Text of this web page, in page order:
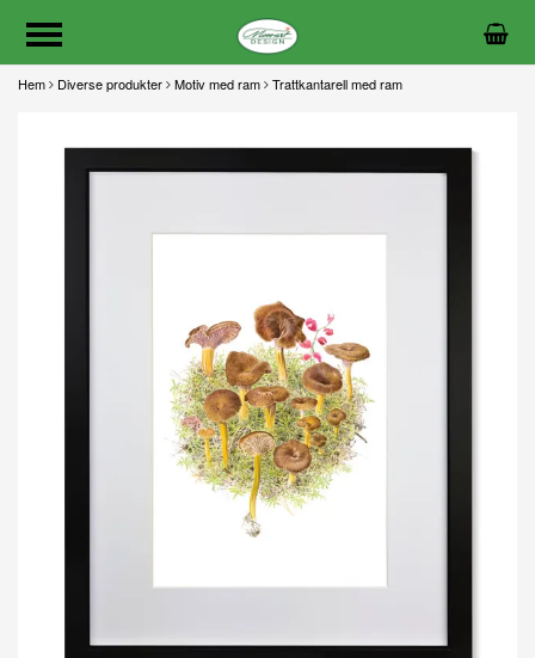
Hem Diverse produkter Motiv med ram Trattkantarell med ram